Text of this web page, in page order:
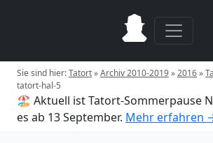
Sie sind hier:Tatort»Archiv 2010-2019»2016»
tatort-hal-5
🏖️ Aktuell ist Tatort-Sommerpause
es ab 13 September. Mehr erfahren